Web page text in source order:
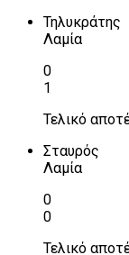
Τηλυκράτης
Λαμία
0
1
Τελικό
Σταυρός
Λαμία
0
0
Τελικό